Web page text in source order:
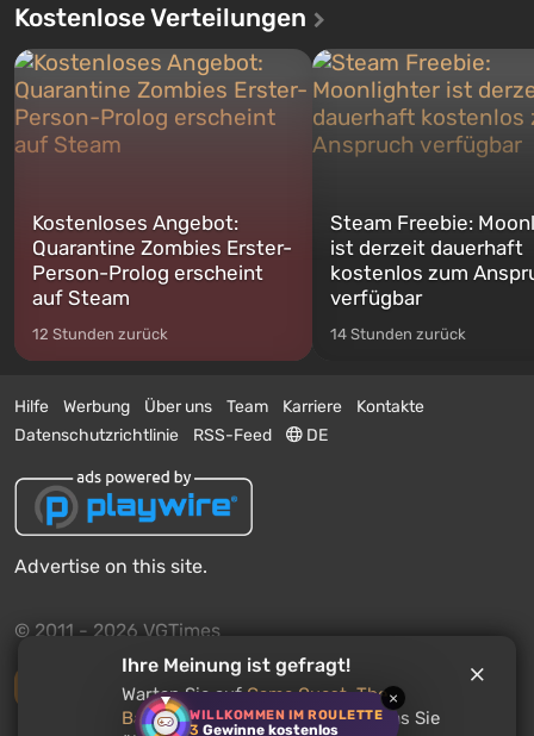
WILLKOMMEN IM ROULETTE
3 Gewinne kostenlos
×
Kostenlose Verteilungen
Kostenloses Angebot:
Quarantine Zombies Erster-
Person-Prolog erscheint
auf Steam
12 Stunden zurück
Steam Freebie:
ist derzeit dauerhaft
kostenlos zum
verfügbar
14 Stunden zurück
Hilfe Werbung Über uns Team Karriere
Kontakte
Datenschutzrichtlinie
RSS-Feed DE
Advertise on this site.
© 2011 - 2026 VGTimes
Vollständige Version
Ihre Meinung ist gefragt!
Warten Sie aufGame Quest: The
Backlog Battler? Erzählen Sie, was Sie